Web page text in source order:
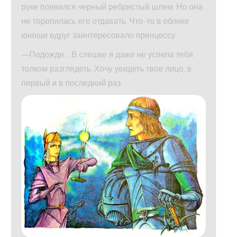
руке появился черный ребристый шлем. Но она
не торопилась его отдавать. Что-то в облике
юноши вдруг заинтересовало принцессу.
—Подожди… В спешке я даже не успела тебя
толком разглядеть. Хочу увидеть твое лицо, в
первый и в последний раз.